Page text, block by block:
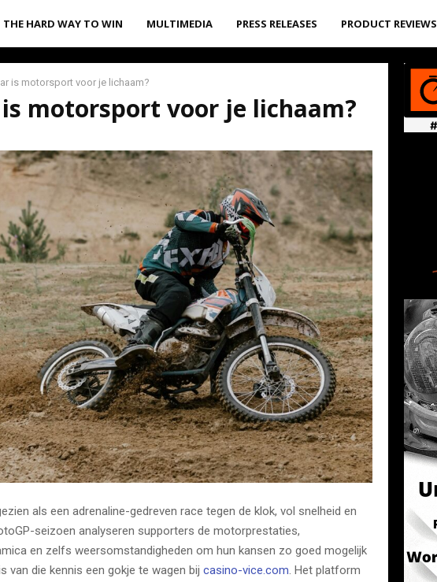
THE HARD WAY TO WIN MULTIMEDIA PRESS RELEASES PRODUCT REVIEWS
is motorsport voor je lichaam?
motorsport voor je lichaam?
als een adrenaline-gedreven race tegen de klok, vol snelheid en
seizoen analyseren supporters de motorprestaties,
en zelfs weersomstandigheden om hun kansen zo goed mogelijk
van die kennis een gokje te wagen bij casino-vice.com. Het platform